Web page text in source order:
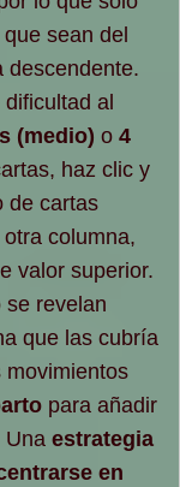
sean del
descendente.
al
(medio) o 4
haz clic y
de cartas
columna,
valor superior.
se revelan
que las cubría
para añadir
Una estrategia
en